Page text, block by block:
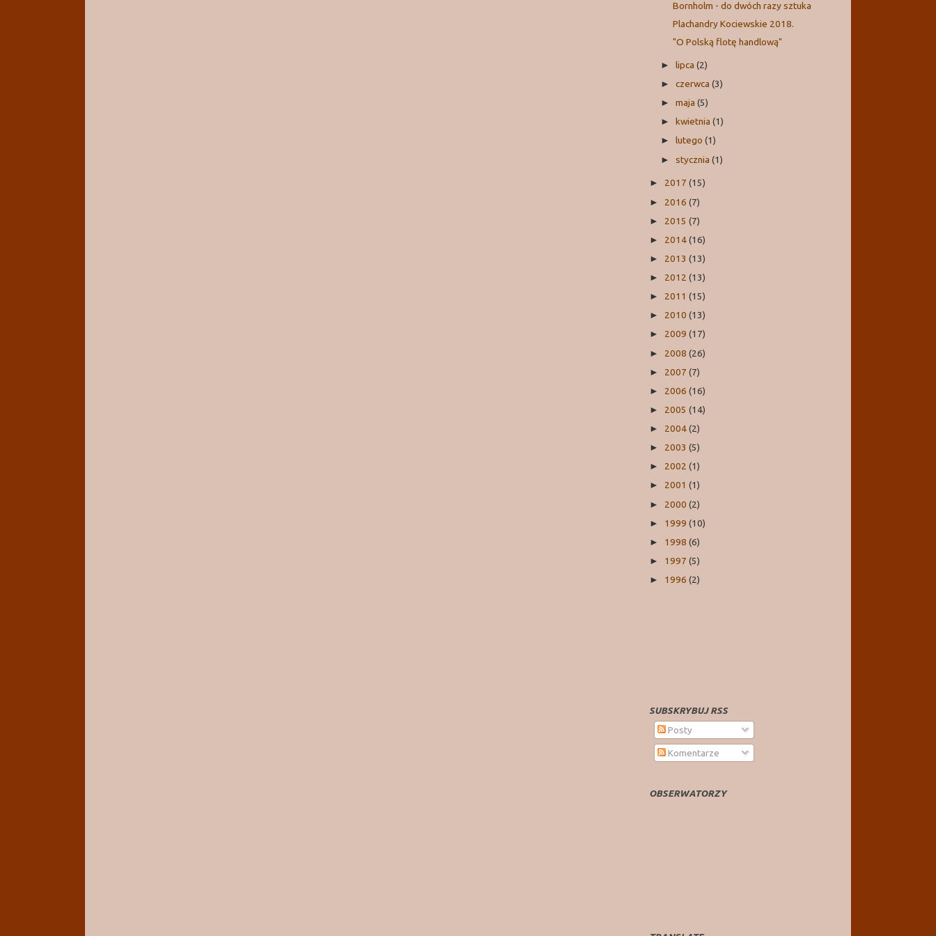
Bornholm - do dwóch razy sztuka
Plachandry Kociewskie 2018.
"O Polską flotę handlową"
► lipca(2)
►czerwca(3)
►maja(5)
► kwietnia(1)
►lutego(1)
►stycznia(1)
► 2017 (15)
► 2016 (7)
► 2015 (7)
► 2014(16)
► 2013 (13)
► 2012 (13)
► 2011 (15)
► 2010 (13)
► 2009 (17)
► 2008 (26)
► 2007 (7)
► 2006 (16)
► 2005 (14)
► 2004(2)
► 2003 (5)
► 2002 (1)
► 2001 (1)
► 2000 (2)
► 1999 (10)
► 1998 (6)
► 1997 (5)
► 1996 (2)
SUBSKRYBUJ RSS
Posty
Komentarze
OBSERWATORZY